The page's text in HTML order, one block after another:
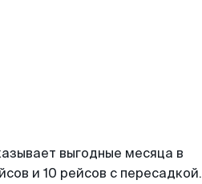
выгодные месяца в
и 10 рейсов с пересадкой.